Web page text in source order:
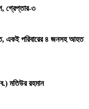
গ্রেপ্তার-৩
একই পরিবারের ৪ জনসহ আহত
মতিউর রহমান